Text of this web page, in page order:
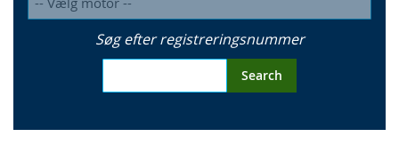
Søg efter registreringsnummer
Search